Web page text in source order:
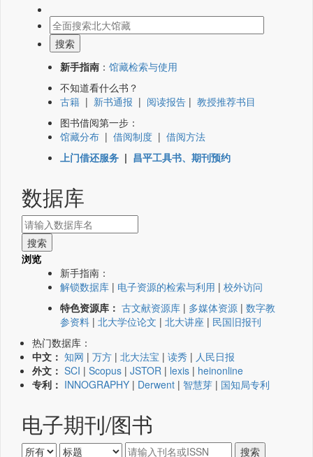
新手指南 ： 馆藏检索与使用
不知道看什么书？
古籍 | 新书通报 | 阅读报告 | 教授推荐书目
图书借阅第一步：
馆藏分布 | 借阅制度 | 借阅方法
上门借还服务 | 昌平工具书、期刊预约
数据库
浏览
新手指南：
解锁数据库 | 电子资源的检索与利用 | 校外访问
特色资源库： 古文献资源库 | 多媒体资源 | 数字教
参资料 | 北大学位论文 | 北大讲座 | 民国旧报刊
热门数据库：
中文： 知网 | 万方 | 北大法宝 | 读秀 | 人民日报
外文： SCI | Scopus | JSTOR | lexis | heinonline
专利： INNOGRAPHY | Derwent | 智慧芽 | 国知局专利
电子期刊/图书